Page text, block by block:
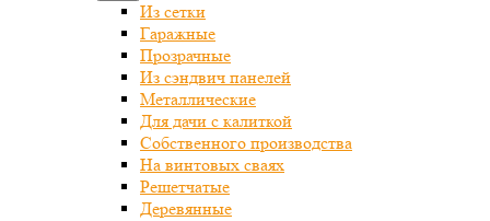
Из сетки
Гаражные
Прозрачные
Из сэндвич панелей
Металлические
Для дачи с калиткой
Собственного производства
На винтовых сваях
Решетчатые
Деревянные